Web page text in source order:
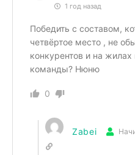
1 год назад
Победить с составом,
четвёртое место , не
конкурентов и на
команды? Нюню
0
Zabei